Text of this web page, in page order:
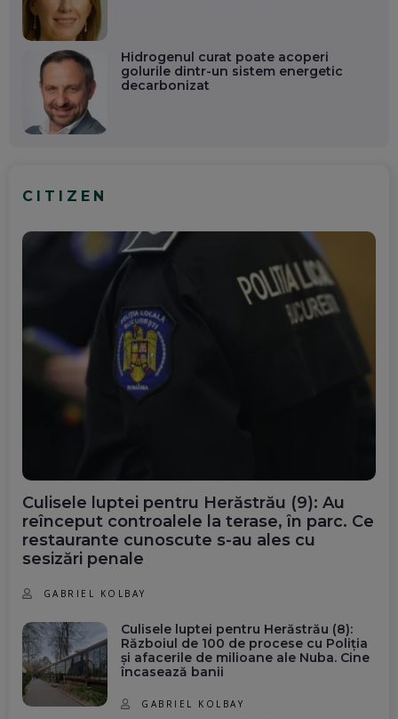
Hidrogenul curat poate acoperi
golurile dintr-un sistem energetic
decarbonizat
CITIZEN
Culisele luptei pentru Herăstrău (9): Au
reînceput controalele la terase, în parc. Ce
restaurante cunoscute s-au ales cu
sesizări penale
GABRIEL KOLBAY
Culisele luptei pentru Herăstrău (8):
Războiul de 100 de procese cu Poliția
și afacerile de milioane ale Nuba. Cine
încasează banii
GABRIEL KOLBAY